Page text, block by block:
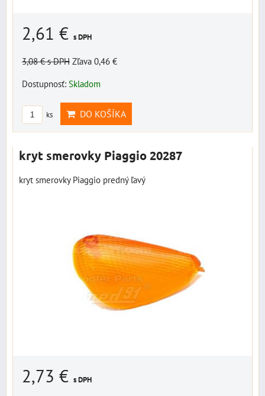
2,61 € s DPH
3,08 €s DPH Zľava 0,46 €
Dostupnosť: Skladom
ks DO KOŠÍKA
kryt smerovky Piaggio 20287
kryt smerovky Piaggio predný ľavý
2,73 € s DPH